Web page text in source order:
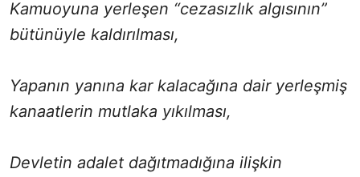
Kamuoyuna yerleşen “cezasızlık algısının”
bütünüyle kaldırılması,
Yapanın yanına kar kalacağına dair yerleşmiş
kanaatlerin mutlaka yıkılması,
Devletin adalet dağıtmadığına ilişkin